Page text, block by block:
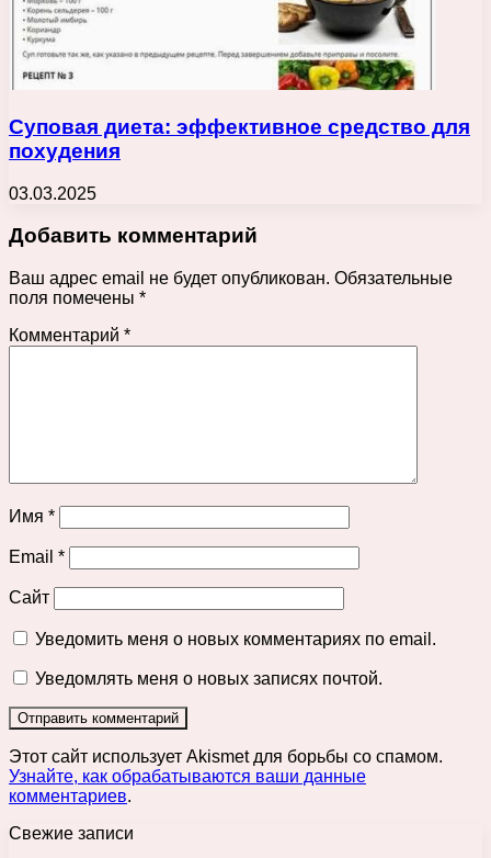
Суповая диета: эффективное средство для
похудения
03.03.2025
Добавить комментарий
Ваш адрес email не будет опубликован. Обязательные
поля помечены *
Комментарий *
Имя *
Email *
Сайт
Уведомить меня о новых комментариях по email.
Уведомлять меня о новых записях почтой.
Этот сайт использует Akismet для борьбы со спамом.
Узнайте, как обрабатываются ваши данные
комментариев.
Свежие записи